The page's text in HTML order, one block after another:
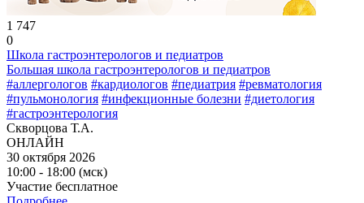
1 747
0
Школа гастроэнтерологов и педиатров
Большая школа гастроэнтерологов и педиатров
#аллергологов #кардиологов #педиатрия #ревматология
#пульмонология #инфекционные болезни #диетология
#гастроэнтерология
Скворцова Т.А.
ОНЛАЙН
30 октября 2026
10:00 - 18:00 (мск)
Участие бесплатное